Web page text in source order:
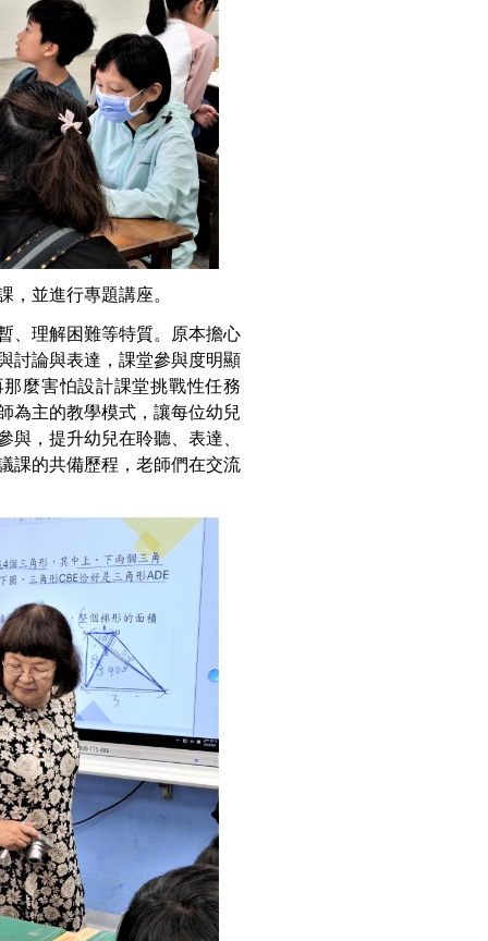
，並進行專題講座。
、理解困難等特質。原本擔心
討論與表達，課堂參與度明顯
麼害怕設計課堂挑戰性任務
為主的教學模式，讓每位幼兒
，提升幼兒在聆聽、表達、
課的共備歷程，老師們在交流